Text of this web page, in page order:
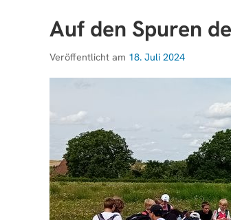
Auf den Spuren
Veröffentlicht am 18. Juli 2024